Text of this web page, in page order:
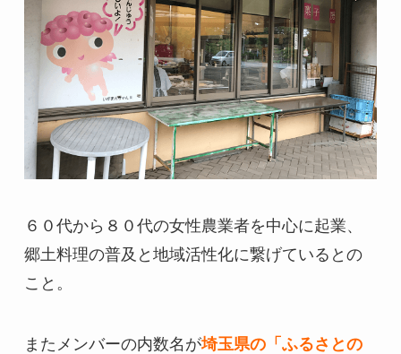
６０代から８０代の女性農業者を中心に起業、
郷土料理の普及と地域活性化に繋げているとの
こと。
またメンバーの内数名が埼玉県の「ふるさとの